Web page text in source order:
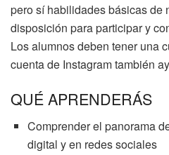
pero sí habilidades básicas de
disposición para participar y
Los alumnos deben tener una
cuenta de Instagram también
QUÉ APRENDERÁS
Comprender el panorama
digital y en redes sociales